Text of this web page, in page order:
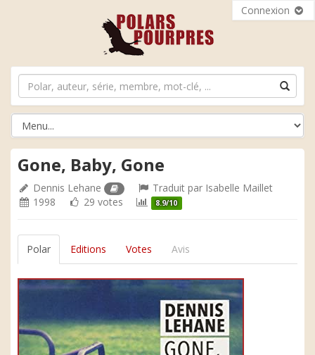
Connexion
Gone, Baby, Gone
Dennis Lehane Traduit par Isabelle Maillet
1998
29 votes 8.9/10
Polar Editions Votes Avis